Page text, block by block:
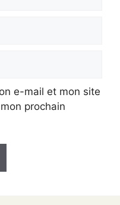
e-mail et mon site
prochain